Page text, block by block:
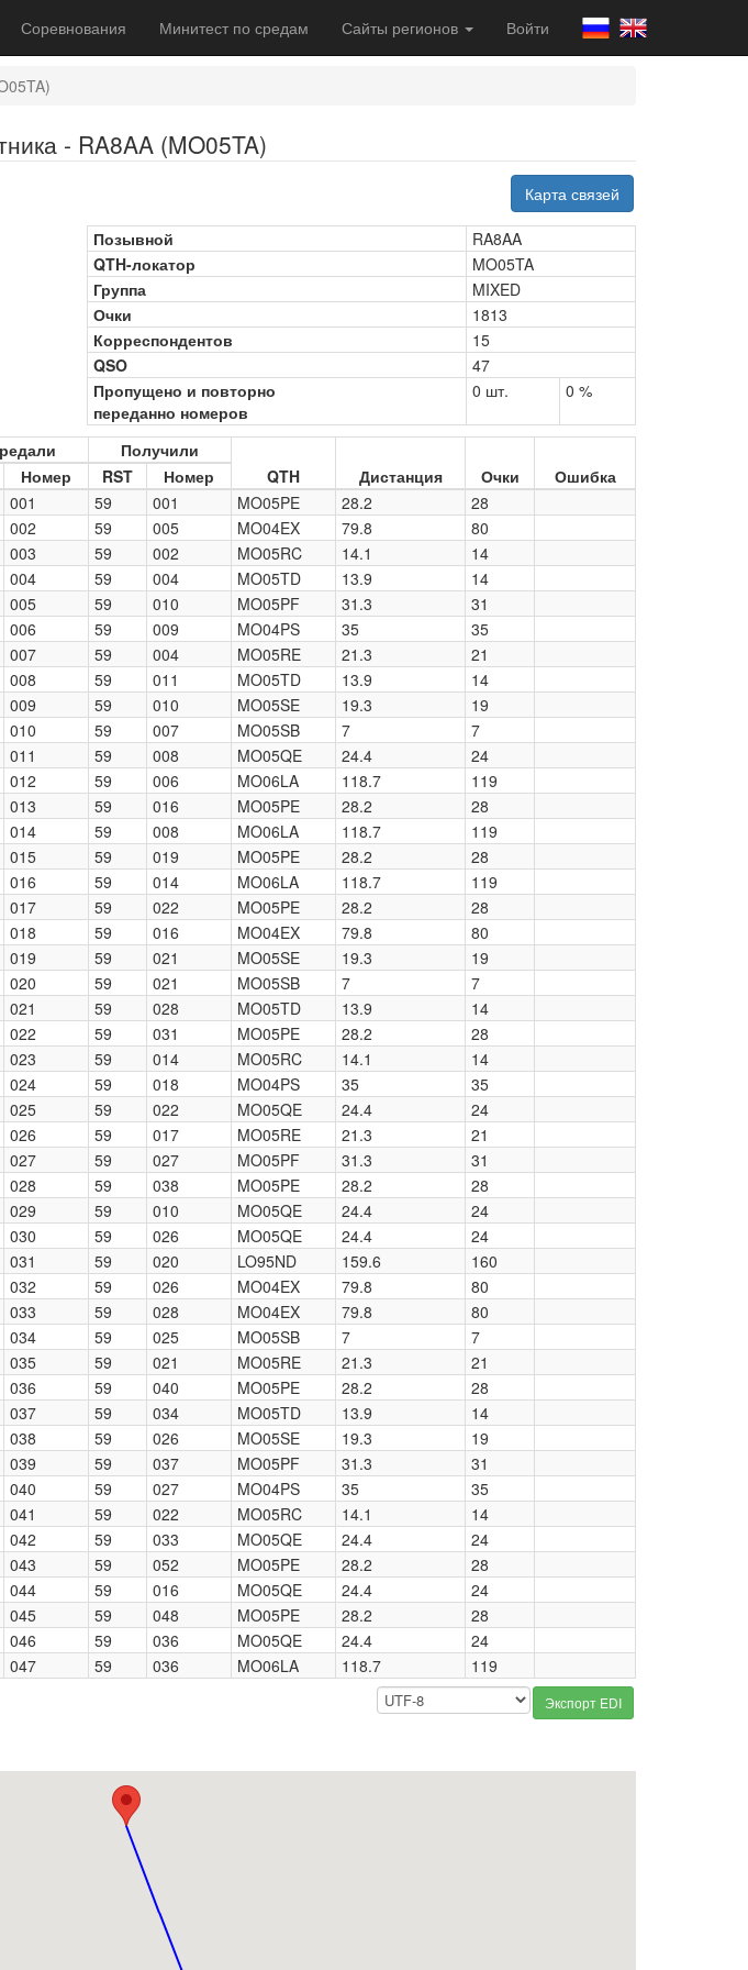
Соревнования Минитест по средам Сайты регионов Войти
- RA8AA (MO05TA)
Карта связей
Позывной
RA8AA
QTH-локатор
MO05TA
Группа
MIXED
Очки
1813
Корреспондентов
15
QSO
47
Пропущено и повторно
переданно номеров
0 шт. 0 %
Получили
QTH
Дистанция Очки Ошибка
Номер RST
Номер
001 59 001 MO05PE 28.2
28
002 59 005 MO04EX 79.8
80
003 59 002 MO05RC 14.1
14
004 59 004 MO05TD 13.9
14
005 59 010 MO05PF 31.3
31
006 59 009 MO04PS 35
35
007 59 004 MO05RE 21.3
21
008 59 011 MO05TD 13.9
14
009 59 010 MO05SE 19.3
19
010 59 007 MO05SB 7
7
011 59 008 MO05QE 24.4
24
012 59 006 MO06LA 118.7
119
013 59 016 MO05PE 28.2
28
014 59 008 MO06LA 118.7
119
015 59 019 MO05PE 28.2
28
016 59 014 MO06LA 118.7
119
017 59 022 MO05PE 28.2
28
018 59 016 MO04EX 79.8
80
019 59 021 MO05SE 19.3
19
020 59 021 MO05SB 7
7
021 59 028 MO05TD 13.9
14
022 59 031 MO05PE 28.2
28
023 59 014 MO05RC 14.1
14
024 59 018 MO04PS 35
35
025 59 022 MO05QE 24.4
24
026 59 017 MO05RE 21.3
21
027 59 027 MO05PF 31.3
31
028 59 038 MO05PE 28.2
28
029 59 010 MO05QE 24.4
24
030 59 026 MO05QE 24.4
24
031 59 020 LO95ND 159.6
160
032 59 026 MO04EX 79.8
80
033 59 028 MO04EX 79.8
80
034 59 025 MO05SB 7
7
035 59 021 MO05RE 21.3
21
036 59 040 MO05PE 28.2
28
037 59 034 MO05TD 13.9
14
038 59 026 MO05SE 19.3
19
039 59 037 MO05PF 31.3
31
040 59 027 MO04PS 35
35
041 59 022 MO05RC 14.1
14
042 59 033 MO05QE 24.4
24
043 59 052 MO05PE 28.2
28
044 59 016 MO05QE 24.4
24
045 59 048 MO05PE 28.2
28
046 59 036 MO05QE 24.4
24
047 59 036 MO06LA 118.7 119
Экспорт EDI